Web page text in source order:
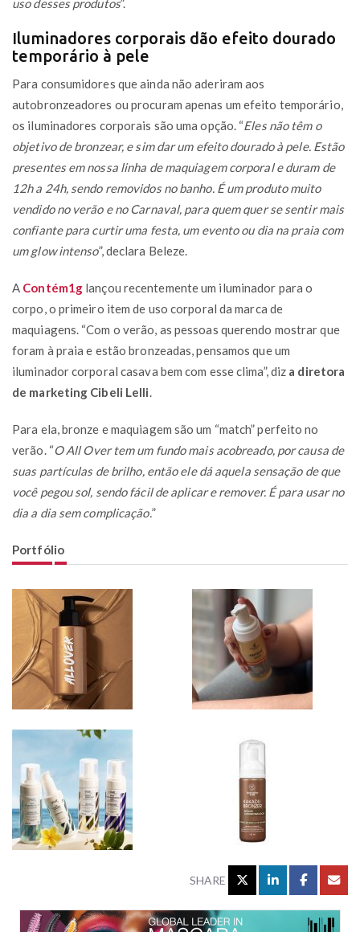
Iluminadores corporais dão efeito dourado
temporário à pele
Para consumidores que ainda não aderiram aos
autobronzeadores ou procuram apenas um efeito temporário,
os iluminadores corporais são uma opção. “Eles não têm o
objetivo de bronzear, e sim dar um efeito dourado à pele. Estão
presentes em nossa linha de maquiagem corporal e duram de
12h a 24h, sendo removidos no banho. É um produto muito
vendido no verão e no Carnaval, para quem quer se sentir mais
confiante para curtir uma festa, um evento ou dia na praia com
um glow intenso”, declara Beleze.
A Contém1g lançou recentemente um iluminador para o
corpo, o primeiro item de uso corporal da marca de
maquiagens. “Com o verão, as pessoas querendo mostrar que
foram à praia e estão bronzeadas, pensamos que um
iluminador corporal casava bem com esse clima”, diz a diretora
de marketing Cibeli Lelli
Para ela, bronze e maquiagem são um “match” perfeito no
verão. “O All Over tem um fundo mais acobreado, por causa de
suas partículas de brilho, então ele dá aquela sensação de que
você pegou sol, sendo fácil de aplicar e remover. É para usar no
dia a dia sem complicação.”
Portfólio
SHARE